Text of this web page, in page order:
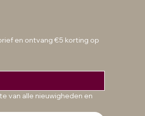
Knit sweater coffee pink
en ontvang €5 korting op
van alle nieuwigheden en